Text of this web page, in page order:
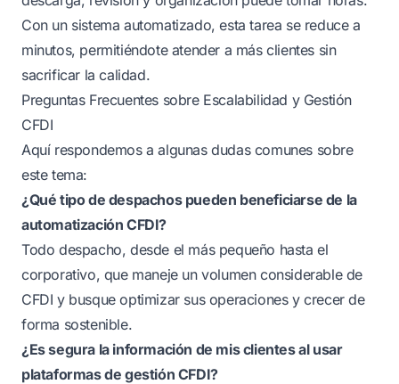
Con un sistema automatizado, esta tarea se reduce a
minutos, permitiéndote atender a más clientes sin
sacrificar la calidad.
Preguntas Frecuentes sobre Escalabilidad y Gestión
CFDI
Aquí respondemos a algunas dudas comunes sobre
este tema:
¿Qué tipo de despachos pueden beneficiarse de la
automatización CFDI?
Todo despacho, desde el más pequeño hasta el
corporativo, que maneje un volumen considerable de
CFDI y busque optimizar sus operaciones y crecer de
forma sostenible.
¿Es segura la información de mis clientes al usar
plataformas de gestión CFDI?